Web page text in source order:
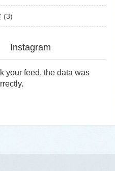
(3)
Instagram
your feed, the data was